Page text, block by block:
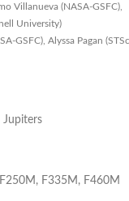
Villanueva (NASA-GSFC),
University)
GSFC), Alyssa Pagan
Jupiters
F335M, F460M